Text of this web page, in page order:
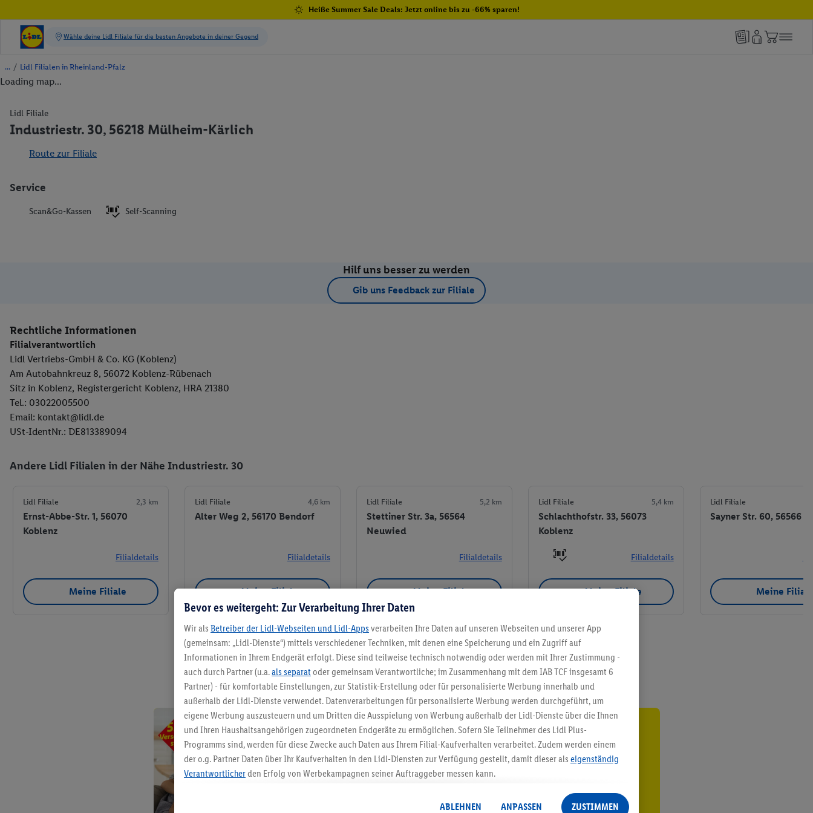
Heiße Summer Sale Deals: Jetzt online bis zu -66% sparen!
/ Lidl Filialen in Rheinland-Pfalz
Loading map...
Lidl Filiale
Industriestr. 30, 56218 Mülheim-Kärlich
Route zur Filiale
Service
Scan&Go-Kassen Self-Scanning
Hilf uns besser zu werden
Gib uns Feedback zur Filiale
Rechtliche Informationen
Filialverantwortlich
Lidl Vertriebs-GmbH & Co. KG (Koblenz)
Am Autobahnkreuz 8, 56072 Koblenz-Rübenach
Sitz in Koblenz, Registergericht Koblenz, HRA 21380
Tel.: 03022005500
Email: kontakt@lidl.de
USt-IdentNr.: DE813389094
Andere Lidl Filialen in der Nähe Industriestr. 30
Lidl Filiale 2,3 km
Ernst-Abbe-Str. 1, 56070
Koblenz
Filialdetails
Meine Filiale
Lidl Filiale 4,6 km
Alter Weg 2, 56170 Bendorf
Filialdetails
Meine Filiale
Lidl Filiale 5,2 km
Stettiner Str. 3a, 56564
Neuwied
Filialdetails
Meine Filiale
Lidl Filiale 5,4 km
Schlachthofstr. 33, 56073
Koblenz
Filialdetails
Meine Filiale
Lidl Filiale
Sayner Str. 60, 56566
Meine
Meine Filiale
5.95 € Versand sparen³²ᵃ
Jetzt zum Newsletter anmelden
Bevor es weitergeht: Zur Verarbeitung Ihrer Daten
Wir als Betreiber der Lidl-Webseiten und Lidl-Apps verarbeiten Ihre Daten auf unseren Webseiten und unserer App
(gemeinsam: „Lidl-Dienste“) mittels verschiedener Techniken, mit denen eine Speicherung und ein Zugriff auf
Informationen in Ihrem Endgerät erfolgt. Diese sind teilweise technisch notwendig oder werden mit Ihrer Zustimmung -
auch durch Partner (u.a.als separat oder gemeinsam Verantwortliche; im Zusammenhang mit dem IAB TCF insgesamt 6
Partner) - für komfortable Einstellungen, zur Statistik-Erstellung oder für personalisierte Werbung innerhalb und
außerhalb der Lidl-Dienste verwendet. Datenverarbeitungen für personalisierte Werbung werden durchgeführt, um
eigene Werbung auszusteuern und um Dritten die Ausspielung von Werbung außerhalb der Lidl-Dienste über die Ihnen
und Ihren Haushaltsangehörigen zugeordneten Endgeräte zu ermöglichen. Sofern Sie Teilnehmer des Lidl Plus-
Programms sind, werden für diese Zwecke auch Daten aus Ihrem Filial-Kaufverhalten verarbeitet. Zudem werden einem
der o.g. Partner Daten über Ihr Kaufverhalten in den Lidl-Diensten zur Verfügung gestellt, damit dieser als eigenständig
Verantwortlicherden Erfolg von Werbekampagnen seiner Auftraggeber messen kann.
angereicherten Profilen. Dies umfasst die Zusammenführung von Daten (z.B. über Ihre Nutzung der Lidl-Dienste, Ihr
ABLEHNEN ANPASSEN ZUSTIMMEN